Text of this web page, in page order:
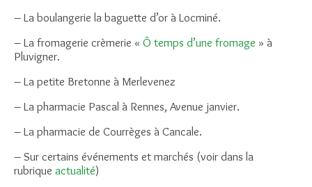
– La boulangerie la baguette d’or à Locminé.
– La fromagerie crèmerie « Ô temps d’une fromage » à
Pluvigner.
– La petite Bretonne à Merlevenez
– La pharmacie Pascal à Rennes, Avenue janvier.
– La pharmacie de Courrèges à Cancale.
– Sur certains événements et marchés (voir dans la
rubrique actualité)